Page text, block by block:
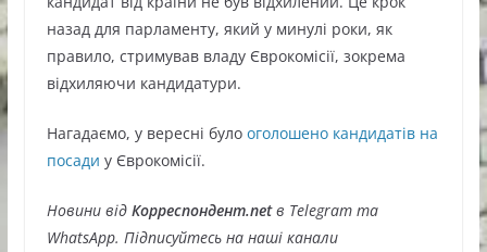
назад для парламенту, який у минулі роки, як
правило, стримував владу Єврокомісії, зокрема
відхиляючи кандидатури.
Нагадаємо, у вересні було оголошено кандидатів на
посади у Єврокомісії.
Новини відКорреспондент.netв Telegram та
WhatsApp. Підписуйтесь на наші канали